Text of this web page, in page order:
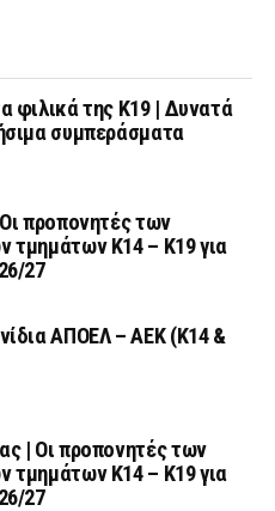
φιλικά της Κ19 | Δυνατά
συμπεράσματα
προπονητές των
τμημάτων Κ14 – Κ19 για
27
ΑΠΟΕΛ – ΑΕΚ (Κ14 &
| Οι προπονητές των
τμημάτων Κ14 – Κ19 για
27